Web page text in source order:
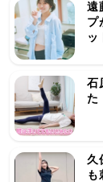
遠
プ
ッ
石
た
久
も